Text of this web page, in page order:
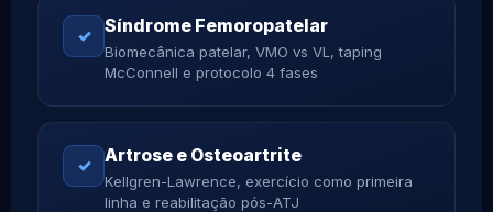
✓ Síndrome Femoropatelar
Biomecânica patelar, VMO vs VL, taping
McConnell e protocolo 4 fases
✓ Artrose e Osteoartrite
Kellgren-Lawrence, exercício como primeira
linha e reabilitação pós-ATJ